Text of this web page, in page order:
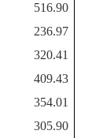
516.90
236.97
320.41
409.43
354.01
305.90